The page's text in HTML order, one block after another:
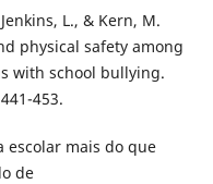
L., & Kern, M.
physical safety among
with school bullying.
453.
escolar mais do que
de